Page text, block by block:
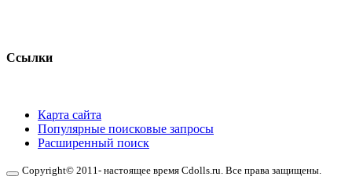
Ссылки
Карта сайта
Популярные поисковые запросы
Расширенный поиск
Copyright© 2011- настоящее время Cdolls.ru. Все права защищены.